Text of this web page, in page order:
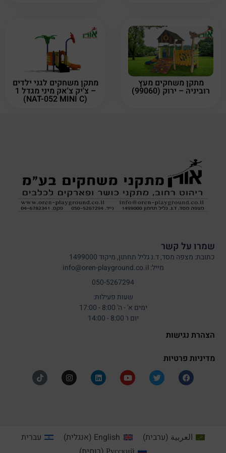
מתקן משחקים מעץ
רוביניה – ירוק (99060)
מתקן משחקים לגני ילדים
– צ'יק צ'אק מיני מגדל 1
(NAT-052 MINI C)
שמרו על קשר
כתובת: מצפה מסד, ד.נ גליל תחתון, מיקוד 1499000
מייל: info@oren-playground.co.il
050-5267294
שעות פעילות:
ימים א' - ה' 8:00 - 17:00
יום ו' 8:00 - 14:00
הצהרת נגישות
מדיניות פרטיות
العربية (ערבית)
English
(אנגלית)
עברית